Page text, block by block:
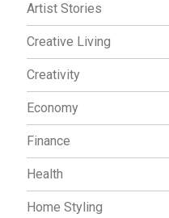
Artist Stories
Creative Living
Creativity
Economy
Finance
Health
Home Styling